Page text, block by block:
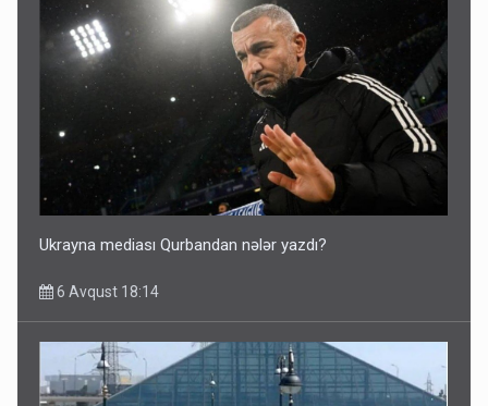
Ukrayna mediası Qurbandan nələr yazdı?
6 Avqust 18:14